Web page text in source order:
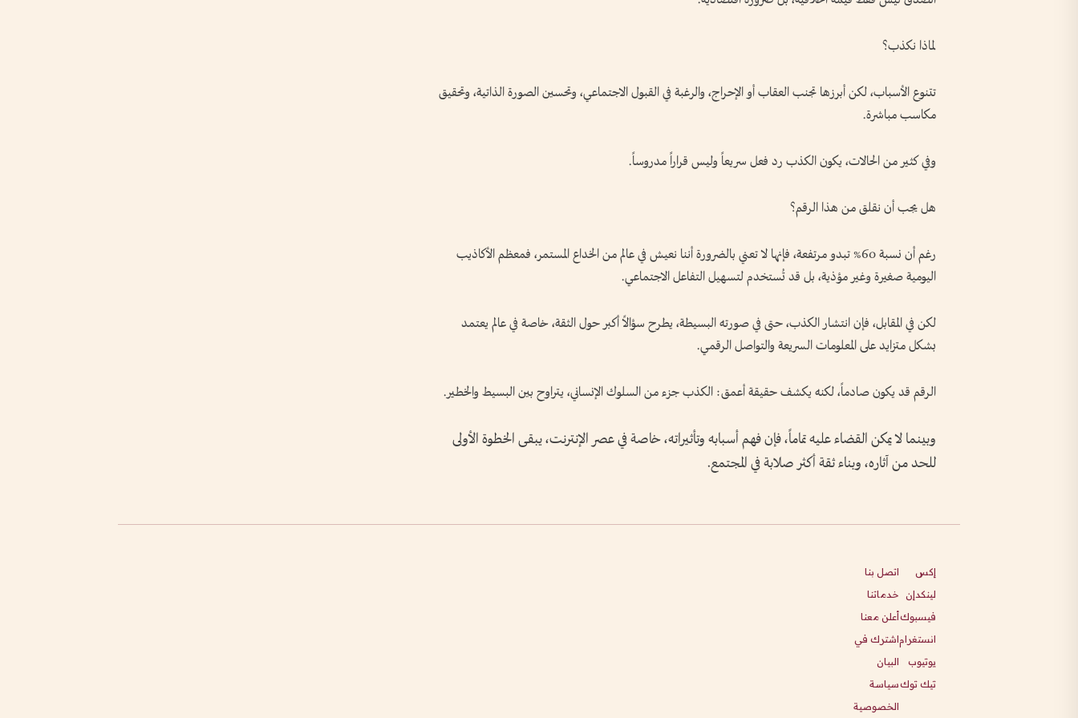
لماذا نكذب؟
تتنوع الأسباب، لكن أبرزها تجنب العقاب أو الإحراج، والرغبة في القبول الاجتماعي، وتحسين الصورة الذاتية، وتحقيق
مكاسب مباشرة.
وفي كثير من الحالات، يكون الكذب رد فعل سريعاً وليس قراراً مدروساً.
هل يجب أن نقلق من هذا الرقم؟
رغم أن نسبة 60% تبدو مرتفعة، فإنها لا تعني بالضرورة أننا نعيش في عالم من الخداع المستمر، فمعظم الأكاذيب
اليومية صغيرة وغير مؤذية، بل قد تُستخدم لتسهيل التفاعل الاجتماعي.
لكن في المقابل، فإن انتشار الكذب، حتى في صورته البسيطة، يطرح سؤالاً أكبر حول الثقة، خاصة في عالم يعتمد
بشكل متزايد على المعلومات السريعة والتواصل الرقمي.
الرقم قد يكون صادماً، لكنه يكشف حقيقة أعمق: الكذب جزء من السلوك الإنساني، يتراوح بين البسيط والخطير.
وبينما لا يمكن القضاء عليه تماماً، فإن فهم أسبابه وتأثيراته، خاصة في عصر الإنترنت، يبقى الخطوة الأولى
للحد من آثاره، وبناء ثقة أكثر صلابة في المجتمع.
إكس
لينكدإن
فيسبوك
انستغرام
يوتيوب
تيك توك
اتصل بنا
خدماتنا
أعلن معنا
اشترك في
البيان
سياسة
الخصوصية